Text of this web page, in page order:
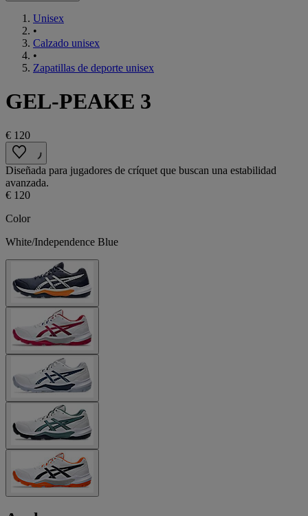
Unisex
•
Calzado unisex
•
Zapatillas de deporte unisex
GEL-PEAKE 3
€ 120
Diseñada para jugadores de críquet que buscan una estabilidad
avanzada.
€ 120
Color
White/Independence Blue